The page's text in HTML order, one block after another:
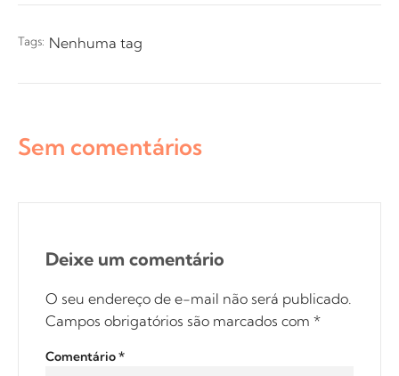
Tags: Nenhuma tag
Sem comentários
Deixe um comentário
O seu endereço de e-mail não será publicado.
Campos obrigatórios são marcados com *
Comentário*